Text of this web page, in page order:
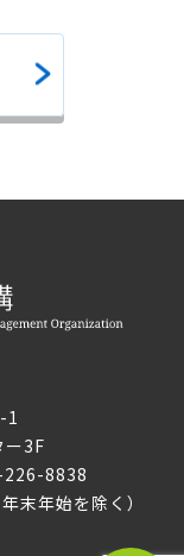
1
ー3F
8838
末年始を除く）